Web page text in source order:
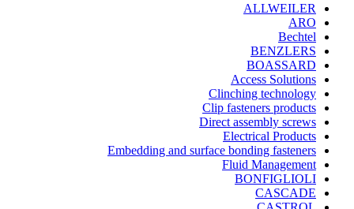
ALLWEILER
ARO
Bechtel
BENZLERS
BOASSARD
Access Solutions
Clinching technology
Clip fasteners products
Direct assembly screws
Electrical Products
Embedding and surface bonding fasteners
Fluid Management
BONFIGLIOLI
CASCADE